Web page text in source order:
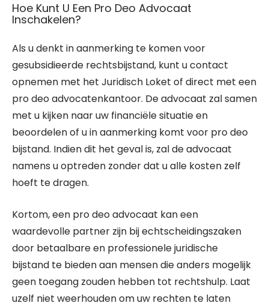
Hoe Kunt U Een Pro Deo Advocaat
Inschakelen?
Als u denkt in aanmerking te komen voor
gesubsidieerde rechtsbijstand, kunt u contact
opnemen met het Juridisch Loket of direct met een
pro deo advocatenkantoor. De advocaat zal samen
met u kijken naar uw financiële situatie en
beoordelen of u in aanmerking komt voor pro deo
bijstand. Indien dit het geval is, zal de advocaat
namens u optreden zonder dat u alle kosten zelf
hoeft te dragen.
Kortom, een pro deo advocaat kan een
waardevolle partner zijn bij echtscheidingszaken
door betaalbare en professionele juridische
bijstand te bieden aan mensen die anders mogelijk
geen toegang zouden hebben tot rechtshulp. Laat
uzelf niet weerhouden om uw rechten te laten